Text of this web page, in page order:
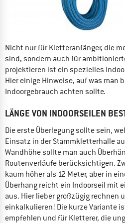
Nicht nur für Kletteranfänger, die
sind, sondern auch für
projektieren ist ein spezielles
Hier einige Hinweise, auf was man
Indoorgebrauch achten sollte.
LÄNGE VON INDOORSEILEN
Die erste Überlegung sollte sein,
Einsatz in der Stammkletterhalle
Wandhöhe sollte man auch
Routenverläufe berücksichtigen.
kaum höher als 12 Meter, aber in
Überhang reicht ein Indoorseil mit
aus. Hier lieber großzügig rechnen
einkalkulieren! Die kurze Variante
empfehlen und für Kletterer, die